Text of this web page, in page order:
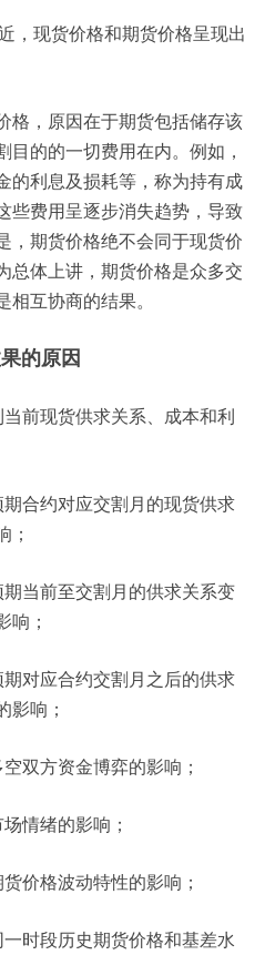
，现货价格和期货价格呈现出
格，原因在于期货包括储存该
的的一切费用在内。例如，
的利息及损耗等，称为持有成
些费用呈逐步消失趋势，导致
，期货价格绝不会同于现货价
总体上讲，期货价格是众多交
互协商的结果。
的原因
前现货供求关系、成本和利
合约对应交割月的现货供求
；
当前至交割月的供求关系变
响；
对应合约交割月之后的供求
影响；
双方资金博弈的影响；
情绪的影响；
价格波动特性的影响；
时段历史期货价格和基差水